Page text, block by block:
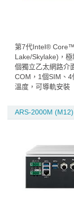
第7代Intel®
Lake/Skylake)，
個獨立乙太網路介
COM，1個SIM、4
溫度，可導軌安裝
ARS-2000M (M12)